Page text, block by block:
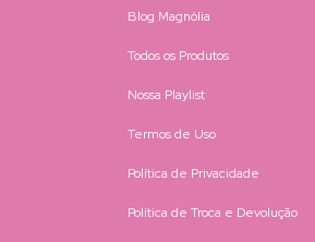
Blog Magnólia
Todos os Produtos
Nossa Playlist
Termos de Uso
Política de Privacidade
Política de Troca e Devolução